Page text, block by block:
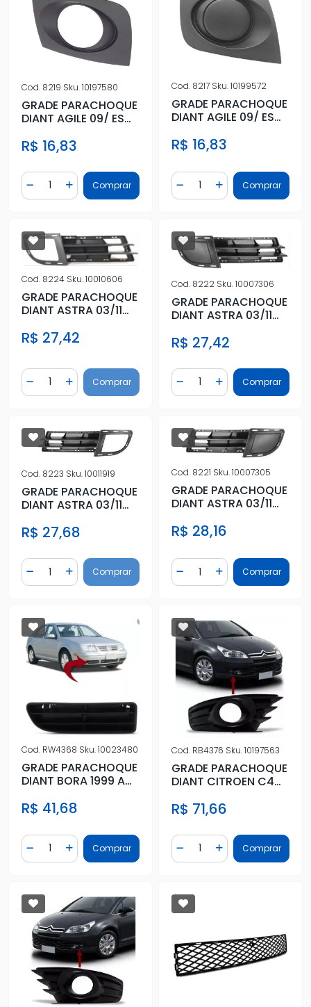
Cod. 8219 Sku.10197580
GRADE PARACHOQUE
DIANT AGILE 09/ ESQ
R$ 16,83
Diminuir Quantidade
Quantidade
Adicionar Quantidade
Comprar
Cod. 8217 Sku.10199572
GRADE PARACHOQUE
DIANT AGILE 09/ ESQ
R$ 16,83
Diminuir Quantidade
Quantidade
AdicionarComprar
Cod. 8224 Sku.10010606
GRADE PARACHOQUE
DIANT ASTRA 03/11
R$ 27,42
Diminuir Quantidade
Quantidade
Adicionar Quantidade
Comprar
Cod. 8222 Sku.10007306
GRADE PARACHOQUE
DIANT ASTRA 03/11
R$ 27,42
Diminuir Quantidade
Quantidade
AdicionarComprar
Cod. 8223 Sku.10011919
GRADE PARACHOQUE
DIANT ASTRA 03/11
R$ 27,68
Diminuir Quantidade
Quantidade
Adicionar Quantidade
Comprar
Cod. 8221 Sku.10007305
GRADE PARACHOQUE
DIANT ASTRA 03/11
R$ 28,16
Diminuir Quantidade
Quantidade
AdicionarComprar
Cod. RW4368 Sku.10023480
GRADE PARACHOQUE
DIANT BORA 1999 A
R$ 41,68
Diminuir Quantidade
Quantidade
Adicionar Quantidade
Comprar
Cod. RB4376 Sku.10197563
GRADE PARACHOQUE
DIANT CITROEN C4
FAROLE
R$ 71,66
Diminuir Quantidade
Quantidade
AdicionarComprar